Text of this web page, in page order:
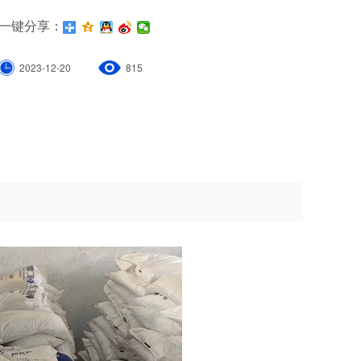
键分享：
2023-12-20 815